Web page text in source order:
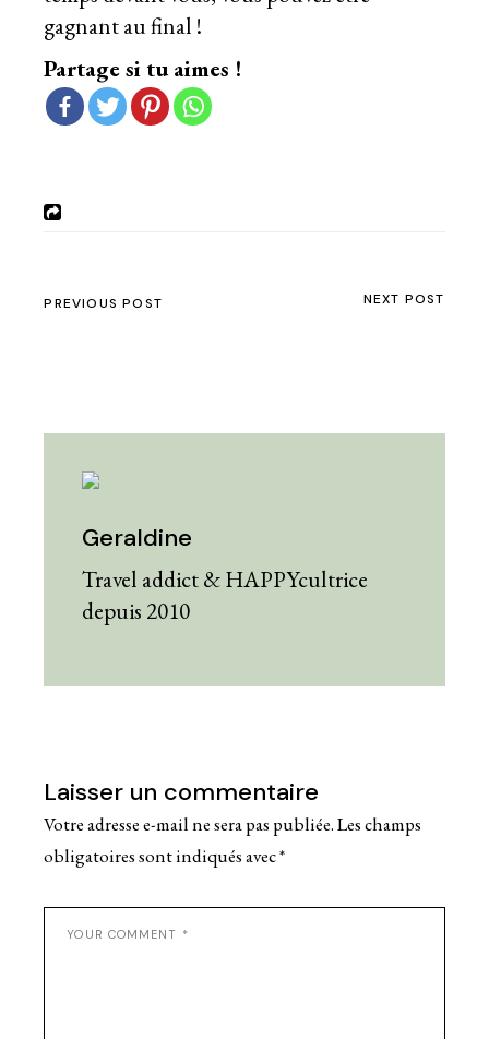
gagnant au final !
Partage si tu aimes !
PREVIOUS POST NEXT POST
Geraldine
Travel addict & HAPPYcultrice
depuis 2010
Laisser un commentaire
Votre adresse e-mail ne sera pas publiée.Les champs
obligatoires sont indiqués avec*